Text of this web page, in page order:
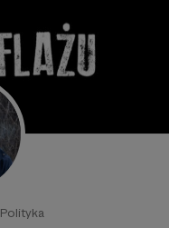
Polityka